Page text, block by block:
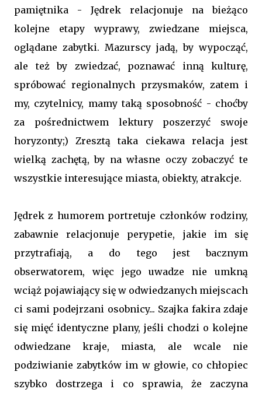
pamiętnika - Jędrek relacjonuje na bieżąco
kolejne etapy wyprawy, zwiedzane miejsca,
oglądane zabytki. Mazurscy jadą, by wypocząć,
ale też by zwiedzać, poznawać inną kulturę,
spróbować regionalnych przysmaków, zatem i
my, czytelnicy, mamy taką sposobność - choćby
za pośrednictwem lektury poszerzyć swoje
horyzonty;) Zresztą taka ciekawa relacja jest
wielką zachętą, by na własne oczy zobaczyć te
wszystkie interesujące miasta, obiekty, atrakcje.
Jędrek z humorem portretuje członków rodziny,
zabawnie relacjonuje perypetie, jakie im się
przytrafiają, a do tego jest bacznym
obserwatorem, więc jego uwadze nie umkną
wciąż pojawiający się w odwiedzanych miejscach
ci sami podejrzani osobnicy... Szajka fakira zdaje
się mięć identyczne plany, jeśli chodzi o kolejne
odwiedzane kraje, miasta, ale wcale nie
podziwianie zabytków im w głowie, co chłopiec
szybko dostrzega i co sprawia, że zaczyna